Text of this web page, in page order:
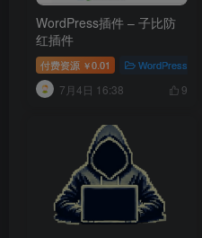
WordPress插件 – 子比防
红插件
付费资源 ￥0.01 WordPress主题
7月4日 16:38 9